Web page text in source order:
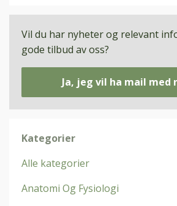
Vil du har nyheter og relevant
gode tilbud av oss?
Ja, jeg vil ha mail med
Kategorier
Alle kategorier
Anatomi Og Fysiologi